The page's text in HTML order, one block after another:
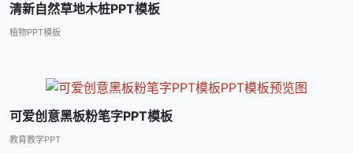
清新自然草地木桩PPT模板
植物PPT模板
可爱创意黑板粉笔字PPT模板
教育教学PPT